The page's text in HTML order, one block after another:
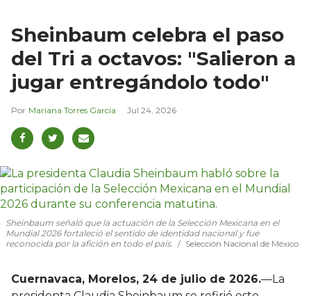
Sheinbaum celebra el paso
del Tri a octavos: "Salieron a
jugar entregándolo todo"
Mariana Torres García Jul 24, 2026
Sheinbaum señaló que la actuación de la Selección Mexicana en el
Mundial 2026 fortaleció el sentido de identidad nacional y fue
reconocida por la afición en todo el país.
Selección Nacional de México
Cuernavaca, Morelos, 24 de julio de 2026.—La